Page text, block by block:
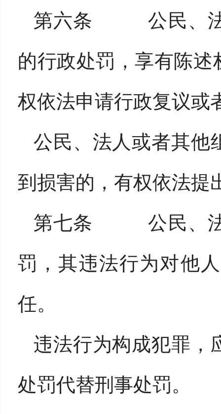
第六条 公民、法
的行政处罚，享有陈
权依法申请行政复议或
公民、法人或者其他
到损害的，有权依法提
第七条 公民、法
罚，其违法行为对他
任。
违法行为构成犯罪，
处罚代替刑事处罚。